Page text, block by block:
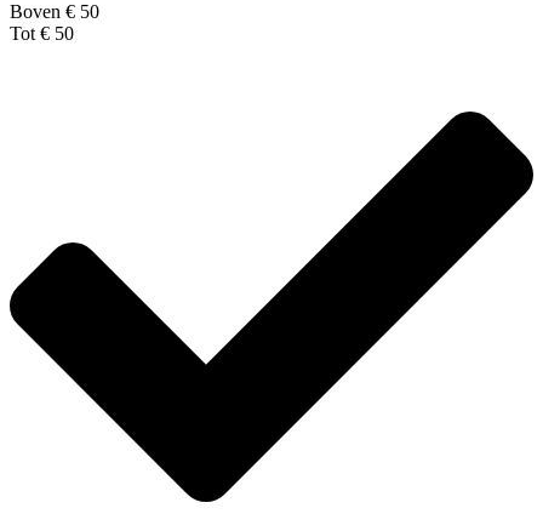
Boven € 50
Tot € 50